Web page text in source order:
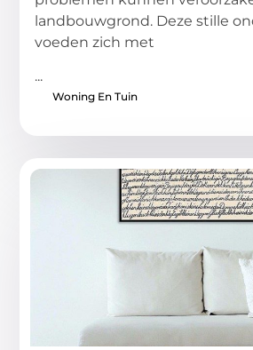
landbouwgrond. Deze stille
voeden zich met
...
Woning En Tuin